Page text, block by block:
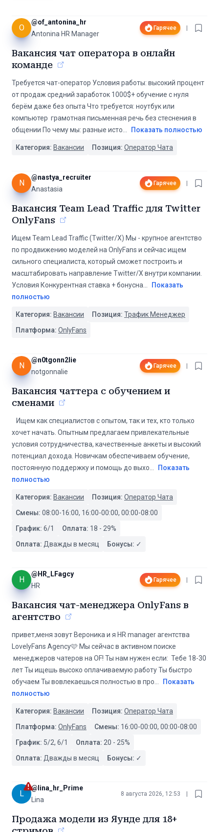
O
@of_antonina_hr
Antonina HR Manager
Гарячее
Вакансия чат оператора в онлайн
команде
Требуется чат-оператор Условия работы: высокий процент
от продаж средний заработок 1000$+ обучение с нуля
берём даже без опыта Что требуется: ноутбук или
компьютер ️ грамотная письменная речь без стеснения в
общении По чему мы: разные исто
Показать полностью
Категория: Вакансии Позиция: Оператор Чата
N
@nastya_recruiter
Anastasia
Гарячее
Вакансия Team Lead Traffic для Twitter
OnlyFans
Ищем Team Lead Traffic (Twitter/X) Мы - крупное агентство
по продвижению моделей на OnlyFans и сейчас ищем
сильного специалиста, который сможет построить и
масштабировать направление Twitter/X внутри компании.
Условия Конкурентная ставка + бонусна
Показать
полностью
Категория: Вакансии Позиция: Трафик Менеджер
Платформа: OnlyFans
N
@n0tgonn2lie
notgonnalie
Гарячее
Вакансия чаттера с обучением и
сменами
️ ️ ️ Ищем как специалистов с опытом, так и тех, кто только
хочет начать. Опытным предлагаем привлекательные
условия сотрудничества, качественные анкеты и высокий
потенциал дохода. Новичкам обеспечиваем обучение,
постоянную поддержку и помощь до выхо
Показать
полностью
Категория: Вакансии Позиция: Оператор Чата
Смены: 08:00-16:00, 16:00-00:00, 00:00-08:00
График: 6/1 Оплата: 18 - 29%
Оплата: Дважды в месяц Бонусы: ✓
H
@ HR_LFagcy
HR
Гарячее
Вакансия чат-менеджера OnlyFans в
агентство
привет,меня зовут Вероника и я HR manager агентства
LovelyFans Agency🩷 Мы сейчас в активном поиске
менеджеров чатеров на OF! Ты нам нужен если: Тебе 18-30
лет Ты ищешь высоко оплачиваемую работу Ты быстро
обучаем Ты вовлекаешься полностью в про
Показать
полностью
Категория: Вакансии Позиция: Оператор Чата
Платформа: OnlyFans Смены: 16:00-00:00, 00:00-08:00
График: 5/2, 6/1 Оплата: 20 - 25%
Оплата: Дважды в месяц Бонусы: ✓
L
@ lina_hr_Prime
Lina
8 августа 2026, 12:53
Продажа модели из Яунде для 18+